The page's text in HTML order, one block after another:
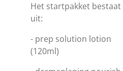
Het startpakket bestaat
uit:
- prep solution lotion
(120ml)